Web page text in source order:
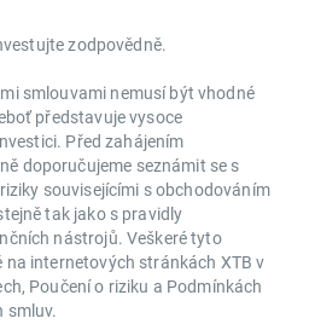
zodpovědně.
smlouvami nemusí být vhodné
představuje vysoce
Před zahájením
doporučujeme seznámit se s
souvisejícími s obchodováním
tak jako s pravidly
nástrojů. Veškeré tyto
internetových stránkách XTB v
Poučení o riziku a Podmínkách
smluv.